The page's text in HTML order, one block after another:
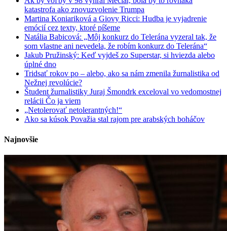
katastrofa ako znovuzvolenie Trumpa
Martina Koniariková a Giovy Ricci: Hudba je vyjadrenie
emócií cez texty, ktoré píšeme
Natália Babicová: „Môj konkurz do Telerána vyzeral tak, že
som vlastne ani nevedela, že robím konkurz do Telerána“
Jakub Pružinský: Keď vyjdeš zo Superstar, si hviezda alebo
úplné dno
Tridsať rokov po – alebo, ako sa nám zmenila žurnalistika od
Nežnej revolúcie?
Študent žurnalistiky Juraj Šmondrk exceloval vo vedomostnej
relácii Čo ja viem
„Netolerovať netolerantných!“
Ako sa kúsok Považia stal rajom pre arabských boháčov
Najnovšie